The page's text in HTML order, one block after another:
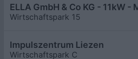
ELLA GmbH & Co KG - 11kW
Wirtschaftspark 15
Impulszentrum Liezen
Wirtschaftspark C